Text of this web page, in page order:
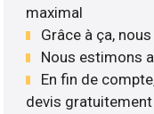
maximal
Grâce à ça,
Nous estimons
En fin de
devis gratuitement